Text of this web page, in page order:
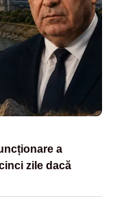
a
zile dacă